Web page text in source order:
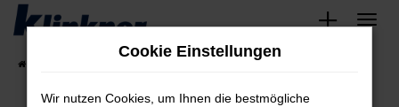
Zum
springen
Cookie Einstellungen
Wir nutzen Cookies, um Ihnen die bestmögliche